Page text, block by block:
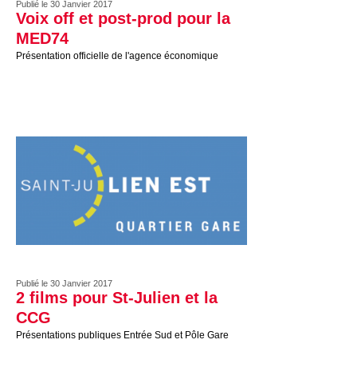
Publié le 30 Janvier 2017
Voix off et post-prod pour la
MED74
Présentation officielle de l'agence économique
Publié le 30 Janvier 2017
2 films pour St-Julien et la
CCG
Présentations publiques Entrée Sud et Pôle Gare